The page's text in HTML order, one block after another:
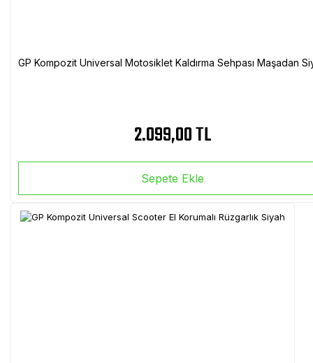
GP Kompozit Universal Motosiklet Kaldırma Sehpası Maşadan
2.099,00 TL
Sepete Ekle